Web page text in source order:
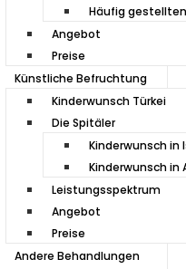
Häufig
Angebot
Preise
Künstliche Befruchtung
Kinderwunsch Türkei
Die Spitäler
Kinderwunsch in
Kinderwunsch in
Leistungsspektrum
Angebot
Preise
Andere Behandlungen